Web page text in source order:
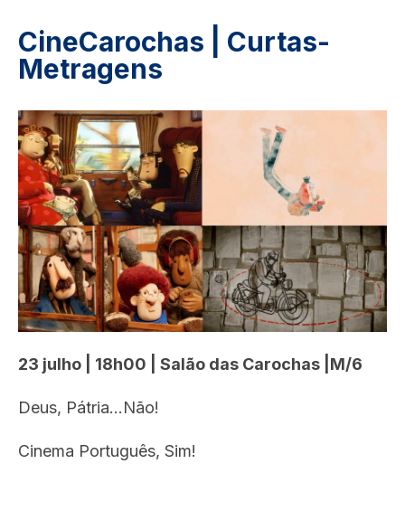
CineCarochas | Curtas-
Metragens
Image
23 julho | 18h00 | Salão das Carochas |M/6
Deus, Pátria…Não!
Cinema Português, Sim!